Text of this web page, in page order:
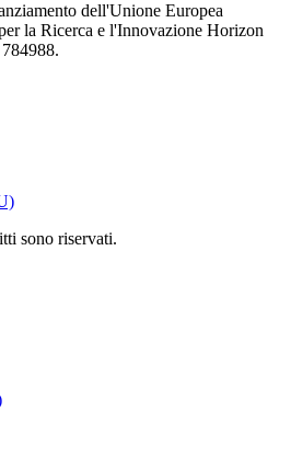
dell'Unione Europea
la Ricerca e l'Innovazione Horizon
sono riservati.